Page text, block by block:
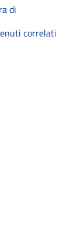
di
correlati